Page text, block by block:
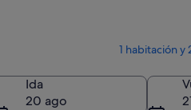
1 habitación y
Ida
20 ago